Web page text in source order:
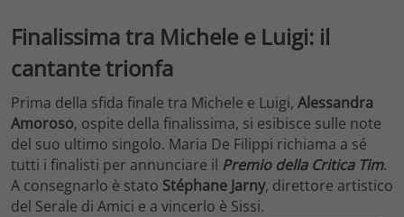
Finalissima tra Michele e Luigi: il
cantante trionfa
Prima della sfida finale tra Michele e Luigi, Alessandra
Amoroso, ospite della finalissima, si esibisce sulle note
del suo ultimo singolo. Maria De Filippi richiama a sé
tutti i finalisti per annunciare il Premio della Critica Tim.
A consegnarlo è stato Stéphane Jarny, direttore artistico
del Serale di Amici e a vincerlo è Sissi.